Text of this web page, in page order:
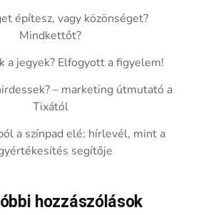
építesz, vagy közönséget?
Mindkettőt?
a jegyek? Elfogyott a figyelem!
– marketing útmutató a
Tixától
a színpad elé: hírlevél, mint a
segítője
hozzászólások